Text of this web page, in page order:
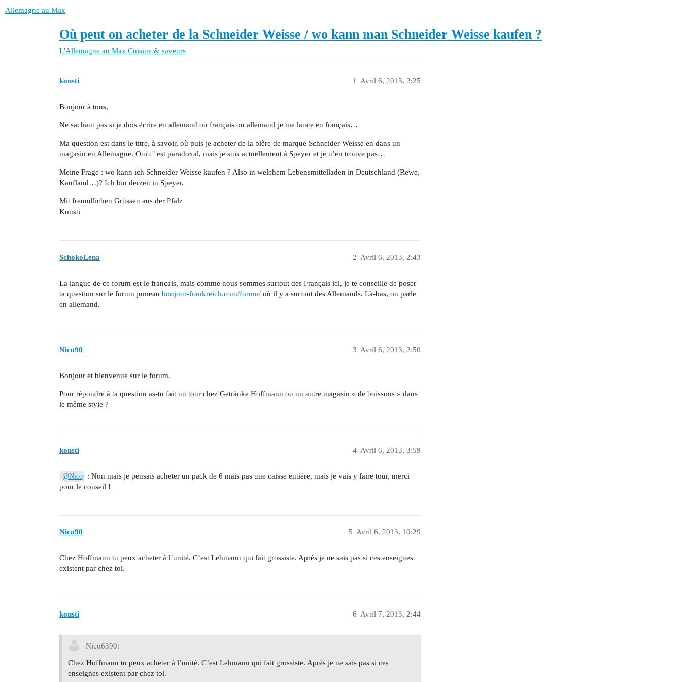
Allemagne au Max
Où peut on acheter de la Schneider Weisse / wo kann man Schneider Weisse kaufen ?
L'Allemagne au Max Cuisine & saveurs
konsti Avril 6, 2013, 2:25
1
Bonjour à tous,
Ne sachant pas si je dois écrire en allemand ou français ou allemand je me lance en français…
Ma question est dans le titre, à savoir, où puis je acheter de la bière de marque Schneider Weisse en dans un
magasin en Allemagne. Oui c’ est paradoxal, mais je suis actuellement à Speyer et je n’en trouve pas…
Meine Frage : wo kann ich Schneider Weisse kaufen ? Also in welchem Lebensmittelladen in Deutschland (Rewe,
Kaufland…)? Ich bin derzeit in Speyer.
Mit freundlichen Grüssen aus der Pfalz
Konsti
SchokoLena Avril 6, 2013, 2:43
2
La langue de ce forum est le français, mais comme nous sommes surtout des Français ici, je te conseille de poser
ta question sur le forum jumeau bonjour-frankreich.com/forum/ où il y a surtout des Allemands. Là-bas, on parle
en allemand.
Nico90 Avril 6, 2013, 2:50
3
Bonjour et bienvenue sur le forum.
Pour répondre à ta question as-tu fait un tour chez Getränke Hoffmann ou un autre magasin « de boissons » dans
le même style ?
konsti Avril 6, 2013, 3:59
4
@Nico
: Non mais je pensais acheter un pack de 6 mais pas une caisse entière, mais je vais y faire tour, merci
pour le conseil !
Nico90 Avril 6, 2013, 10:29
5
Chez Hoffmann tu peux acheter à l’unité. C’est Lehmann qui fait grossiste. Après je ne sais pas si ces enseignes
existent par chez toi.
konsti Avril 7, 2013, 2:44
6
Nico6390:
Chez Hoffmann tu peux acheter à l’unité. C’est Lehmann qui fait grossiste. Après je ne sais pas si ces
enseignes existent par chez toi.